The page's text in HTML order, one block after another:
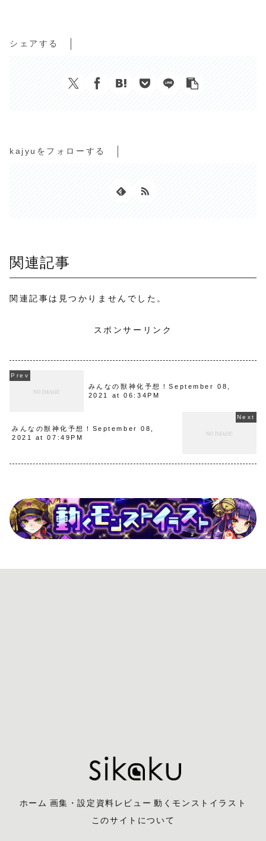
シェアする
kajyuをフォローする
関連記事
関連記事は見つかりませんでした。
スポンサーリンク
みんなの獣神化予想！September 08,
2021 at 06:34PM
みんなの獣神化予想！September 08,
2021 at 07:49PM
ホーム 画集・設定資料レビュー 動くモンストイラスト
このサイトについて